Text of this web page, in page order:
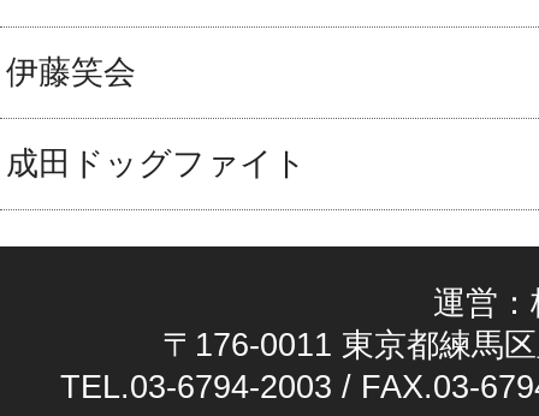
伊藤笑会
成田ドッグファイト
運営
〒176-0011 東京都練馬
TEL.03-6794-2003 / FAX.03-